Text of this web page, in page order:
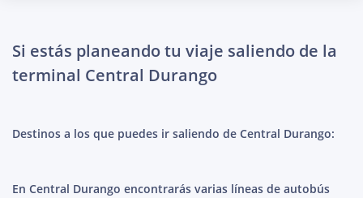
Si estás planeando tu viaje saliendo de la
terminal Central Durango
Destinos a los que puedes ir saliendo de Central Durango:
En Central Durango encontrarás varias líneas de autobús